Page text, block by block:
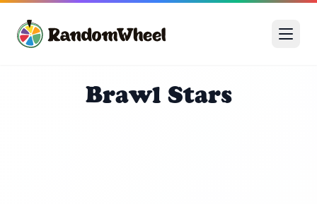
Brawl Stars